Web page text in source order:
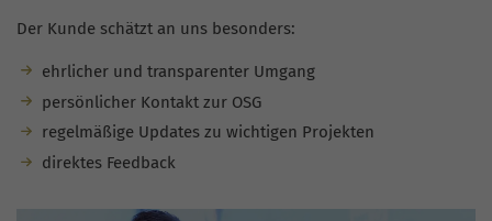
Der Kunde schätzt an uns besonders:
ehrlicher und transparenter Umgang
persönlicher Kontakt zur OSG
regelmäßige Updates zu wichtigen Projekten
direktes Feedback